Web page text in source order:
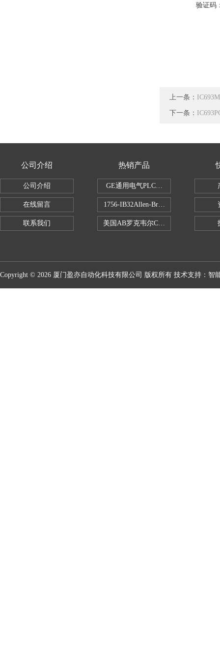
验证码
上一条：
下一条：
公司介绍
公司介绍
在线留言
联系我们
热销产品
GE通用电气PLC控制器
1756-IB32Allen-Bradley1756IB32数字
美国AB罗克韦尔CPU处理器
Copyright © 2026 厦门盈亦自动化科技有限公司 版权所有 技术支持： 智